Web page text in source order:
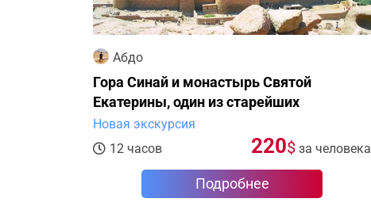
Абдо
Гора Синай и монастырь Святой
Екатерины, один из старейших
христианских монастырей
Новая экскурсия
12 часов
220$ за человека
Подробнее